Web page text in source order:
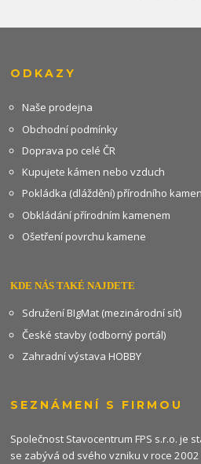
ODKAZY
Naše prodejna
Obchodní podmínky
Doprava po celé ČR
Kupujete kámen nebo vzduch
Pokládka (dláždění) přírodního
Obkládání přírodním kamenem
Ošetření povrchu kamene
KDE NÁS TAKÉ NAJDETE
Sdružení BIgMat (mezinárodní síť)
České stavby (odborný portál)
Zahradní výstava HOBBY
SEZNÁMENÍ S FIRMOU
Společnost Stavocentrum FPS s.r.o. je
se zabývá od svého vzniku v roce